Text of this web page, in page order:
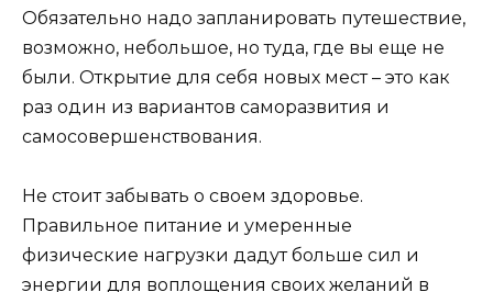
Обязательно надо запланировать путешествие,
возможно, небольшое, но туда, где вы еще не
были. Открытие для себя новых мест – это как
раз один из вариантов саморазвития и
самосовершенствования.
Не стоит забывать о своем здоровье.
Правильное питание и умеренные
физические нагрузки дадут больше сил и
энергии для воплощения своих желаний в